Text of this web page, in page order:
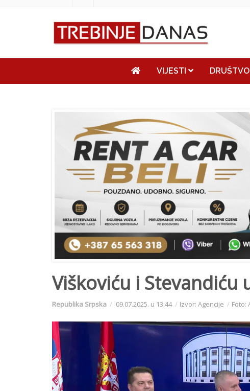
VIJESTI DRUŠTVO
Viškoviću i
Republika Srpska 09.07.2025. u 13:44 Izvor: Agencije Foto: